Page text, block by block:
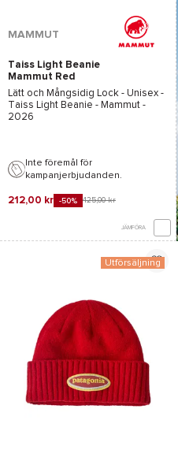
MAMMUT
Taiss Light Beanie
Mammut Red
Lätt och Mångsidig Lock - Unisex -
Taiss Light Beanie - Mammut -
2026
Inte föremål för
kampanjerbjudanden.
212,00 kr -50% 425,00 kr
JÄMFÖRA
Utförsäljning